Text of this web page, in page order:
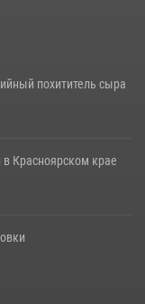
похититель сыра
Красноярском крае